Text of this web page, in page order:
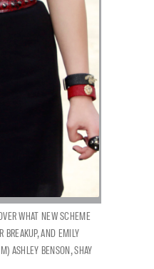
WHAT NEW SCHEME
BREAKUP, AND EMILY
ASHLEY BENSON, SHAY